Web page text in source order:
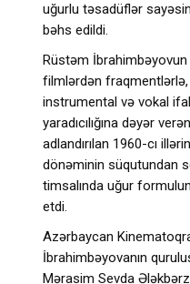
uğurlu təsadüflər
bəhs edildi.
Rüstəm
filmlərdən
instrumental və vokal
yaradıcılığına dəyər
adlandırılan 1960-cı
dönəminin süqutundan
timsalında uğur
etdi.
Azərbaycan
İbrahimbəyovanın
Mərasim Sevda